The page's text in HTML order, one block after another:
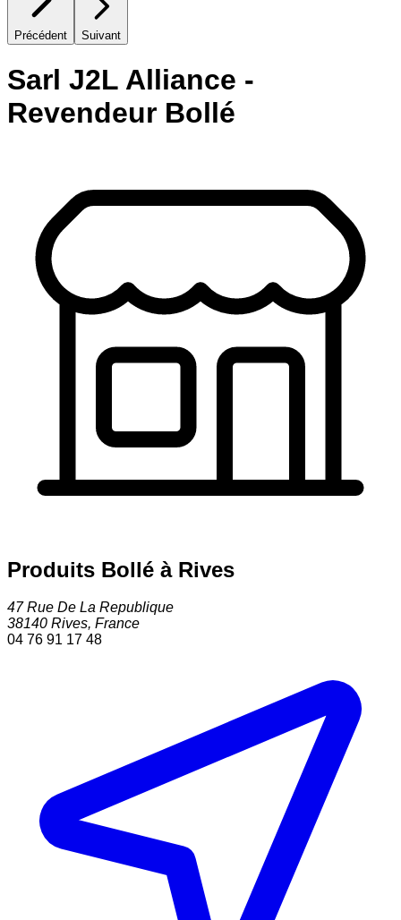
Précédent Suivant
Sarl J2L Alliance -
Revendeur Bollé
Produits Bollé à Rives
47 Rue De La Republique
38140 Rives, France
04 76 91 17 48